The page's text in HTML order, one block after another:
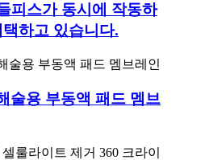
피스가 동시에 작동하
하고 있습니다.
술용 부동액 패드 멤브